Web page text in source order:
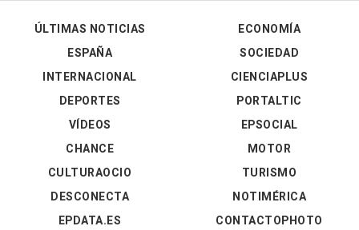
ÚLTIMAS NOTICIAS
ESPAÑA
INTERNACIONAL
DEPORTES
VÍDEOS
ECONOMÍA
SOCIEDAD
CIENCIAPLUS
PORTALTIC
EPSOCIAL
CHANCE
CULTURAOCIO
DESCONECTA
EPDATA.ES
MOTOR
TURISMO
NOTIMÉRICA
CONTACTOPHOTO